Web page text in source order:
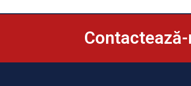
Contactează-